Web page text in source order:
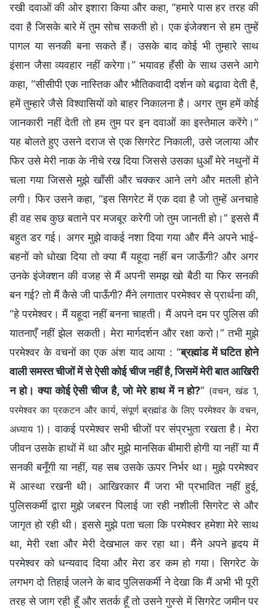
रखी दवाओं की ओर इशारा किया और कहा, “हमारे पास हर तरह की
दवा है जिसके बारे में तुम सोच सकती हो। एक इंजेक्शन से हम तुम्हें
पागल या सनकी बना सकते हैं। उसके बाद कोई भी तुम्हारे साथ
इंसान जैसा व्यवहार नहीं करेगा।” भयावह हँसी के साथ उसने आगे
कहा, “सीसीपी एक नास्तिक और भौतिकवादी दर्शन को बढ़ावा देती है,
हमें तुम्हारे जैसे विश्वासियों को बाहर निकालना है। अगर तुम हमें कोई
जानकारी नहीं देती तो हम तुम पर इन दवाओं का इस्तेमाल करेंगे।”
यह बोलते हुए उसने दराज से एक सिगरेट निकाली, उसे जलाया और
फिर उसे मेरी नाक के नीचे रख दिया जिससे उसका धुआँ मेरे नथुनों में
चला गया जिससे मुझे खाँसी और चक्कर आने लगे और मतली होने
लगी। फिर उसने कहा, “इस सिगरेट में एक दवा है जो तुम्हें अनचाहे
ही वह सब कुछ बताने पर मजबूर करेगी जो तुम जानती हो।” इससे मैं
बहुत डर गई। अगर मुझे वाकई नशा दिया गया और मैंने अपने भाई-
बहनों को धोखा दिया तो क्या मैं यहूदा नहीं बन जाऊँगी? और अगर
उनके इंजेक्शन की वजह से मैं अपनी समझ खो बैठी या फिर सनकी
बन गई? तो मैं कैसे जी पाऊँगी? मैंने लगातार परमेश्वर से प्रार्थना की,
“हे परमेश्वर। मैं यहूदा नहीं बनना चाहती। मैं अपने दम पर पुलिस की
यातनाएँ नहीं झेल सकती। मेरा मार्गदर्शन और रक्षा करो।” तभी मुझे
परमेश्वर के वचनों का एक अंश याद आया : “ब्रह्मांड में घटित होने
वाली समस्त चीजों में से ऐसी कोई चीज नहीं है, जिसमें मेरी बात आखिरी
न हो। क्या कोई ऐसी चीज है, जो मेरे हाथ में न हो?” (वचन, खंड 1,
परमेश्वर का प्रकटन और कार्य, संपूर्ण ब्रह्मांड के लिए परमेश्वर के वचन,
अध्याय 1) । वाकई परमेश्वर सभी चीजों पर संप्रभुता रखता है। मेरा
जीवन उसके हाथों में था और मुझे मानसिक बीमारी होगी या नहीं या मैं
सनकी बनूँगी या नहीं, यह सब उसके ऊपर निर्भर था। मुझे परमेश्वर
में आस्था रखनी थी। आखिरकार मैं जरा भी प्रभावित नहीं हुई,
पुलिसकर्मी द्वारा मुझे जबरन पिलाई जा रही नशीली सिगरेट से और
जागृत हो रही थी। इससे मुझे पता चला कि परमेश्वर हमेशा मेरे साथ
था, मेरी रक्षा और मेरी देखभाल कर रहा था। मैंने अपने हृदय में
परमेश्वर को धन्यवाद दिया और मेरा डर कम हो गया। सिगरेट के
लगभग दो तिहाई जलने के बाद पुलिसकर्मी ने देखा कि मैं अभी भी पूरी
तरह से जाग रही हूँ और सतर्क हूँ तो उसने गुस्से में सिगरेट जमीन पर